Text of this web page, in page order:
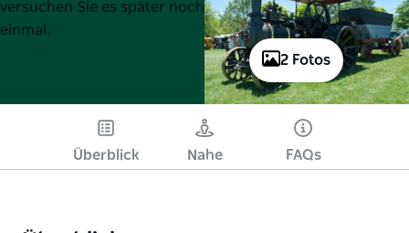
2 Fotos
versuchen Sie es später noch
einmal.
Überblick Nahe FAQs